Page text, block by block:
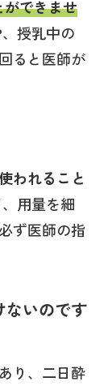
ができませ
授乳中の
ると医師が
われること
用量を細
ず医師の指
ないのです
り、二日酔